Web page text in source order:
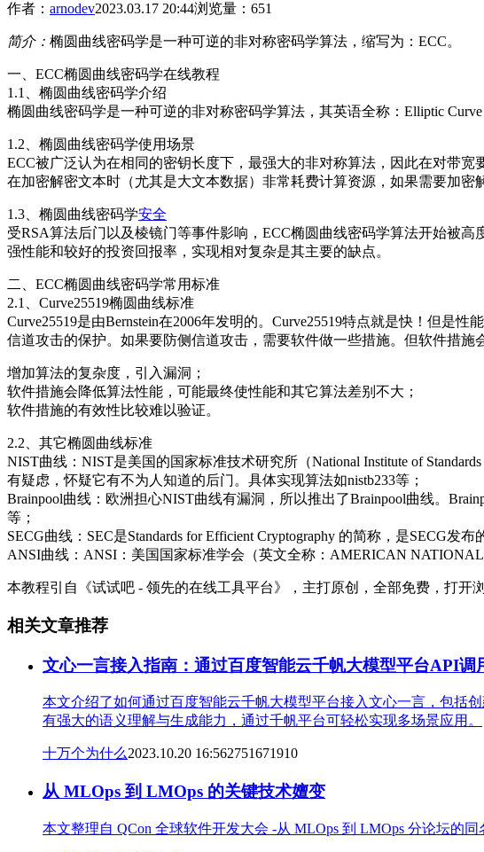
作者： arnodev2023.03.17 20:44浏览量： 651
简介： 椭圆曲线密码学是一种可逆的非对称密码学算法，缩写为：ECC。
一、ECC椭圆曲线密码学在线教程
1.1、椭圆曲线密码学介绍
椭圆曲线密码学是一种可逆的非对称密码学算法，其英语全称：Elliptic Curve
1.2、椭圆曲线密码学使用场景
ECC被广泛认为在相同的密钥长度下，最强大的非对称算法，因此在对带
在加密解密文本时（尤其是大文本数据）非常耗费计算资源，如果需要加密
1.3、椭圆曲线密码学安全
受RSA算法后门以及棱镜门等事件影响，ECC椭圆曲线密码学算法开始被高
强性能和较好的投资回报率，实现相对复杂是其主要的缺点。
二、ECC椭圆曲线密码学常用标准
2.1、Curve25519椭圆曲线标准
Curve25519是由Bernstein在2006年发明的。Curve25519特点就是快！但是
信道攻击的保护。如果要防侧信道攻击，需要软件做一些措施。但软件措施
增加算法的复杂度，引入漏洞；
软件措施会降低算法性能，可能最终使性能和其它算法差别不大；
软件措施的有效性比较难以验证。
2.2、其它椭圆曲线标准
NIST曲线：NIST是美国的国家标准技术研究所（National Institute of
有疑虑，怀疑它有不为人知道的后门。具体实现算法如nistb233等；
Brainpool曲线：欧洲担心NIST曲线有漏洞，所以推出了Brainpool曲线。
等；
SECG曲线：SEC是Standards for Efficient Cryptography 的简称，是SECG发
ANSI曲线：ANSI：美国国家标准学会（英文全称：AMERICAN
本教程引自《试试吧 - 领先的在线工具平台》，主打原创，全部免费，打开
相关文章推荐
文心一言接入指南：通过百度智能云千帆大模型平台API调
本文介绍了如何通过百度智能云千帆大模型平台接入文心一言，包括
有强大的语义理解与生成能力，通过千帆平台可轻松实现多场景应用。
十万个为什么2023.10.20 16:562751671910
从 MLOps 到 LMOps 的关键技术嬗变
本文整理自 QCon 全球软件开发大会 -从 MLOps 到 LMOps 分论坛的同